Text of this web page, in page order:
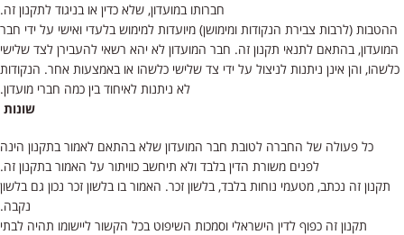
חברותו במועדון, שלא כדין או בניגוד לתקנון זה.
ההטבות (לרבות צבירת הנקודות ומימושן) מיועדות למימוש בלעדי ואישי על ידי חבר
המועדון, בהתאם לתנאי תקנון זה. חבר המועדון לא יהא רשאי להעבירן לצד שלישי
כלשהו, והן אינן ניתנות לניצול על ידי צד שלישי כלשהו או באמצעות אחר. הנקודות
לא ניתנות לאיחוד בין כמה חברי מועדון.
שונות
כל פעולה של החברה לטובת חבר המועדון שלא בהתאם לאמור בתקנון הינה
לפנים משורת הדין בלבד ולא תיחשב כוויתור על האמור בתקנון זה.
תקנון זה נכתב, מטעמי נוחות בלבד, בלשון זכר. האמור בו בלשון זכר נכון גם בלשון
נקבה.
תקנון זה כפוף לדין הישראלי וסמכות השיפוט בכל הקשור ליישומו תהיה לבתי